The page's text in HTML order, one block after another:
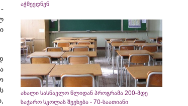
აჭმევდნენ
ახალი სასწავლო წლიდან პროგრამა 200-მდე
საჯარო სკოლას შეეხება - 70-საათიანი